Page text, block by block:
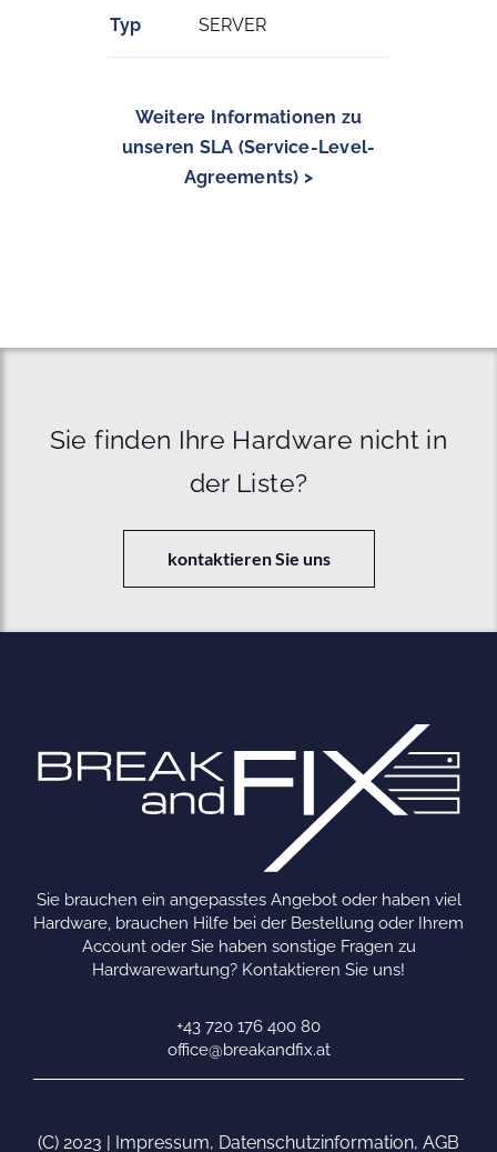
Typ SERVER
Weitere Informationen zu
unseren SLA (Service-Level-
Agreements) >
Sie finden Ihre Hardware nicht in
der Liste?
kontaktieren Sie uns
Sie brauchen ein angepasstes Angebot oder haben viel
Hardware, brauchen Hilfe bei der Bestellung oder Ihrem
Account oder Sie haben sonstige Fragen zu
Hardwarewartung? Kontaktieren Sie uns!
+43 720 176 400 80
office@breakandfix.at
(C) 2023 | Impressum, Datenschutzinformation, AGB